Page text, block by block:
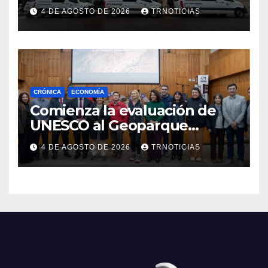
nuevas ambulancias para
Cauquenes y Sagrada Familia
4 DE AGOSTO DE 2026 TRNOTICIAS
CRÓNICA ECONOMÍA
Comienza la evaluación de
UNESCO al Geoparque
Aspirante Pillanmapu en el
Maule
4 DE AGOSTO DE 2026 TRNOTICIAS